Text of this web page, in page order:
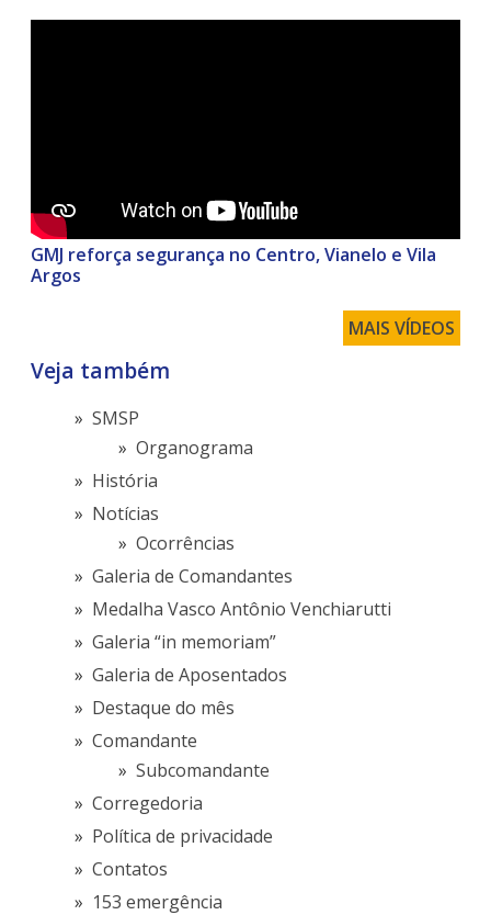
GMJ reforça segurança no Centro, Vianelo e Vila
Argos
MAIS VÍDEOS
Veja também
SMSP
Organograma
História
Notícias
Ocorrências
Galeria de Comandantes
Medalha Vasco Antônio Venchiarutti
Galeria “in memoriam”
Galeria de Aposentados
Destaque do mês
Comandante
Subcomandante
Corregedoria
Política de privacidade
Contatos
153 emergência